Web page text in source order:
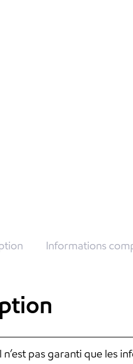
Informations
n’est pas garanti que les